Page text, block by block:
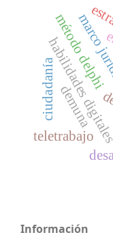
habilidades
teletrabajo
método delphi
ciudadaníademuna
Información